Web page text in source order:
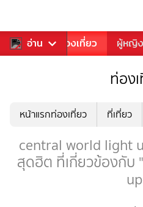
อ่าน
อาหาร ท่องเที่ยว ผู้หญิง
ท่อง
หน้าแรกท่องเที่ยว ที่เที่ยว
central world light
สุดฮิต ที่เกี่ยวข้องกับ